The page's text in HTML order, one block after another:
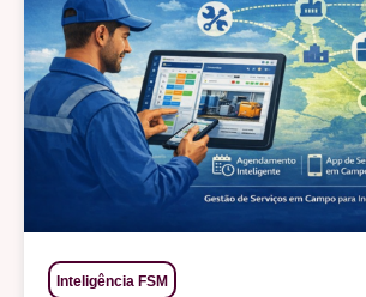
Inteligência FSM